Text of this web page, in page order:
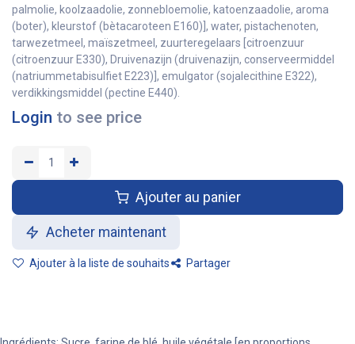
palmolie, koolzaadolie, zonnebloemolie, katoenzaadolie, aroma
(boter), kleurstof (bètacaroteen E160)], water, pistachenoten,
tarwezetmeel, maïszetmeel, zuurteregelaars [citroenzuur
(citroenzuur E330), Druivenazijn (druivenazijn, conserveermiddel
(natriummetabisulfiet E223)], emulgator (sojalecithine E322),
verdikkingsmiddel (pectine E440).
Login to see price
Ajouter au panier
Acheter maintenant
Ajouter à la liste de souhaits Partager